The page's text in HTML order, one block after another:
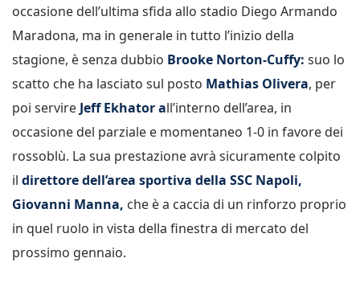
occasione dell’ultima sfida allo stadio Diego Armando
Maradona, ma in generale in tutto l’inizio della
stagione, è senza dubbio Brooke Norton-Cuffy: suo lo
scatto che ha lasciato sul posto Mathias Olivera, per
poi servire Jeff Ekhator all’interno dell’area, in
occasione del parziale e momentaneo 1-0 in favore dei
rossoblù. La sua prestazione avrà sicuramente colpito
il direttore dell’area sportiva della SSC Napoli,
Giovanni Manna, che è a caccia di un rinforzo proprio
in quel ruolo in vista della finestra di mercato del
prossimo gennaio.